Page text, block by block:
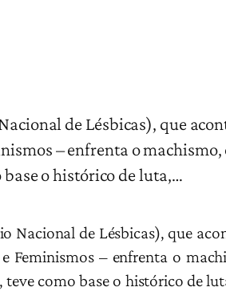
de Lésbicas), que
– enfrenta o
o histórico de luta,…
Nacional de Lésbicas), que
Feminismos – enfrenta o
como base o histórico de